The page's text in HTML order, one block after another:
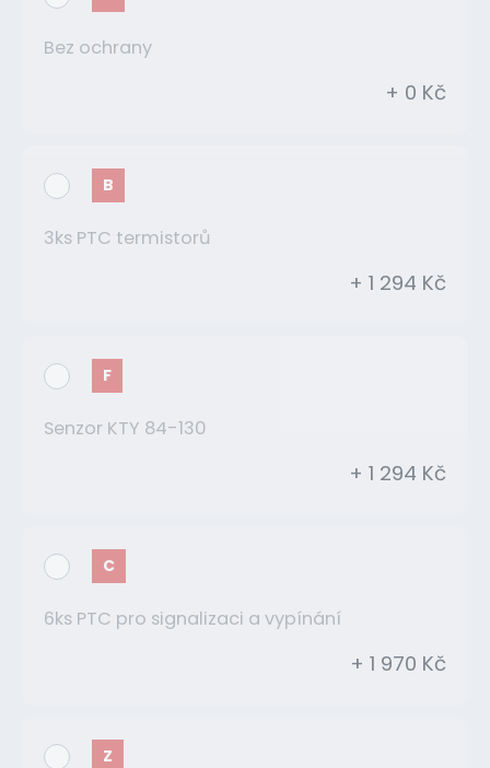
Bez ochrany
+ 0 Kč
B
3ks PTC termistorů
+ 1 294 Kč
F
Senzor KTY 84-130
+ 1 294 Kč
C
6ks PTC pro signalizaci a vypínání
+ 1 970 Kč
Z